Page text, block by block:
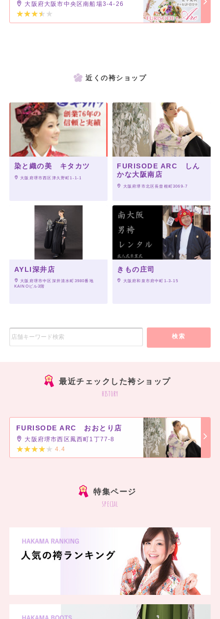
大阪府大阪市中央区南船場3-4-26
近くの袴ショップ
染と織の美 キタカツ
大阪府堺市西区津久野町1-1-1
FURISODE ARC しん
かな大阪南店
大阪府堺市北区長曾根町3069-7
AYLI深井店
大阪府堺市中区深井清水町3980番地
KAINOビル3階
きもの庄司
大阪府和泉市府中町1-3-15
検索
最近チェックした袴ショップ
history
FURISODE ARC おおとり店
大阪府堺市西区鳳西町1丁77-8
4.4
特集ページ
special